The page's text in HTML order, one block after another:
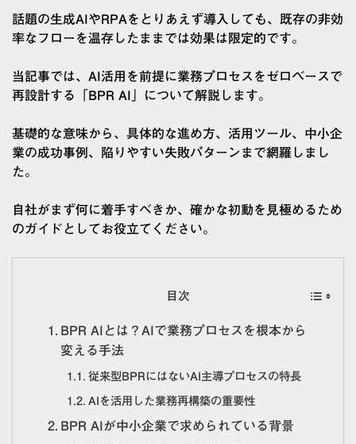
話題の生成AIやRPAをとりあえず導入しても、既存の非効
率なフローを温存したままでは効果は限定的です。
当記事では、AI活用を前提に業務プロセスをゼロベースで
再設計する「BPR AI」について解説します。
基礎的な意味から、具体的な進め方、活用ツール、中小企
業の成功事例、陥りやすい失敗パターンまで網羅しまし
た。
自社がまず何に着手すべきか、確かな初動を見極めるため
のガイドとしてお役立てください。
目次
BPR AIとは？AIで業務プロセスを根本から
変える手法
従来型BPRにはないAI主導プロセスの特長
AIを活用した業務再構築の重要性
BPR AIが中小企業で求められている背景